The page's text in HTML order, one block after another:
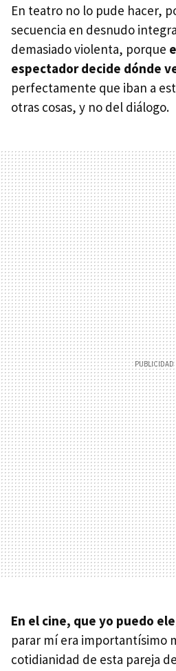
En teatro no lo pude hacer,
secuencia en desnudo
demasiado violenta, porque
espectador decide dónde
perfectamente que iban a
otras cosas, y no del diálogo.
En el cine, que yo puedo
parar mí era importantísimo
cotidianidad de esta pareja